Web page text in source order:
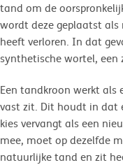
tand om de
wordt deze geplaatst
heeft verloren. In dat
synthetische wortel, een
Een tandkroon werkt als
vast zit. Dit houdt in dat
kies vervangt als een
mee, moet op dezelfde
natuurlijke tand en zit